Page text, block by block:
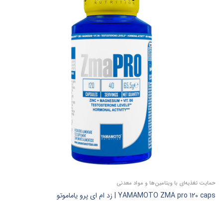
حمایت تغذیه‌ای با ویتامین‌ها و مواد معدنی
YAMAMOTO ZMA pro 120 caps | زد ام ای پرو یاماموتو